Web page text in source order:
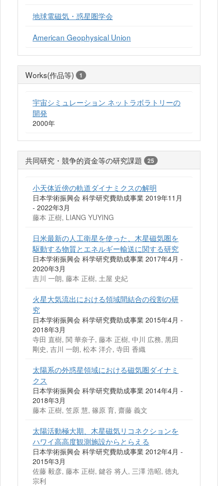
地球電磁気・惑星圏学会
American Geophysical Union
Works(作品等) 1
宇宙シミュレーション ネットラボラトリーの
開発
2000年
共同研究・競争的資金等の研究課題 25
小天体近傍の軌道ダイナミクスの解明
日本学術振興会 科学研究費助成事業 2019年11月
- 2022年3月
藤本 正樹, LIANG YUYING
日米最新の人工衛星を使った、木星磁気圏を
駆動する物質とエネルギー輸送に関する研究
日本学術振興会 科学研究費助成事業 2017年4月 -
2020年3月
吉川 一朗, 藤本 正樹, 土屋 史紀
火星大気流出における領域間結合の役割の研
究
日本学術振興会 科学研究費助成事業 2015年4月 -
2018年3月
寺田 直樹, 関 華奈子, 藤本 正樹, 中川 広務, 黒田
剛史, 吉川 一朗, 松本 洋介, 寺田 香織
太陽系の外惑星領域における磁気圏ダイナミ
クス
日本学術振興会 科学研究費助成事業 2014年4月 -
2018年3月
藤本 正樹, 笠原 慧, 篠原 育, 齋藤 義文
太陽活動極大期、木星磁気リコネクションを
ハワイ高高度観測施設からとらえる
日本学術振興会 科学研究費助成事業 2012年4月 -
2015年3月
佐藤 毅彦, 藤本 正樹, 鍵谷 将人, 三澤 浩昭, 徳丸
宗利